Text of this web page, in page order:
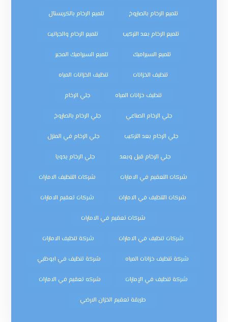
تلميع الرخام بالصاروخ تلميع الرخام بالكريستال
تلميع الرخام بعد التركيب تلميع الرخام والجرانيت
تلميع السيراميك تلميع السيراميك المجير
تنظيف الخزانات تنظيف الخزانات المياه
تنظيف خزانات المياه جلي الرخام
جلي الرخام الصناعي جلي الرخام بالصاروخ
جلي الرخام بعد التركيب جلي الرخام في المنزل
جلي الرخام قبل وبعد جلي الرخام يدويا
شركات التعقيم في الامارات شركات التنظيف الامارات
شركات التنظيف في الامارات شركات تعقيم الامارات
شركات تعقيم في الامارات
شركات تنظيف في الامارات شركة تنظيف الامارات
شركة تنظيف خزانات المياه شركة تنظيف في ابوظبي
شركة تنظيف في الإمارات شركه تعقيم في الامارات
طريقة تعقيم الخزان الارضي